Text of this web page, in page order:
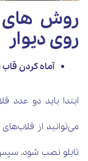
روش های
روی دیوار
آماه کردن
ابتدا باید دو عدد
می‌توانید از
تابلو نصب شود.